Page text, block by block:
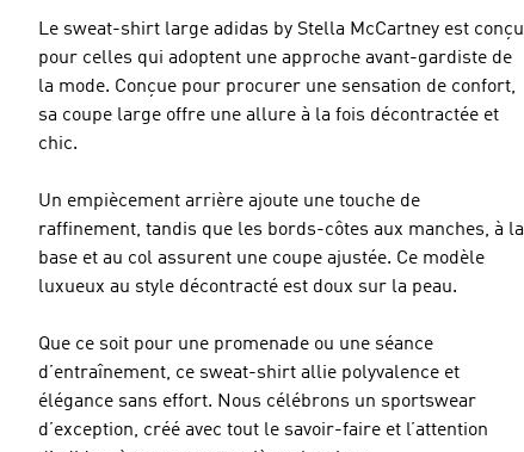
Le sweat-shirt large adidas by Stella McCartney est conçu
pour celles qui adoptent une approche avant-gardiste de
la mode. Conçue pour procurer une sensation de confort,
sa coupe large offre une allure à la fois décontractée et
chic.
Un empiècement arrière ajoute une touche de
raffinement, tandis que les bords-côtes aux manches, à la
base et au col assurent une coupe ajustée. Ce modèle
luxueux au style décontracté est doux sur la peau.
Que ce soit pour une promenade ou une séance
d’entraînement, ce sweat-shirt allie polyvalence et
élégance sans effort. Nous célébrons un sportswear
d’exception, créé avec tout le savoir-faire et l’attention